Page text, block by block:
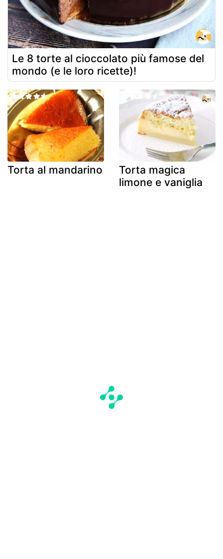
Le 8 torte al cioccolato più famose del
mondo (e le loro ricette)!
Torta al mandarino
Torta magica
limone e vaniglia